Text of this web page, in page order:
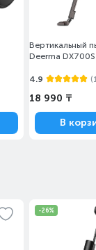
Вертикальный
Deerma
4.9
18 990 ₸
В
-26%